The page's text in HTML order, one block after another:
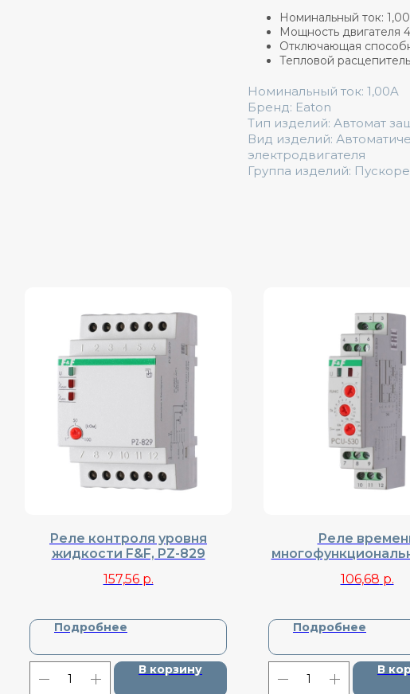
Номинальный ток:
Мощность двигателя
Отключающая
Тепловой
Номинальный ток: 1,00A
Бренд: Eaton
Тип изделий: Автомат
Вид изделий:
электродвигателя
Группа изделий:
Реле контроля уровня
жидкости F&F, PZ-829
157,56 р.
Подробнее
В корзину
Реле
106,68 р.
Подробнее
В